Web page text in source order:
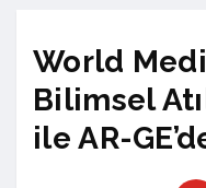
World
Bilimsel
ile AR-